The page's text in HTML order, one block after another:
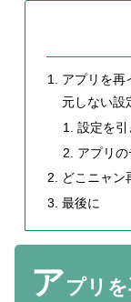
アプリを再
元しない設
設定を
アプリ
どこニャン
最後に
アプリ